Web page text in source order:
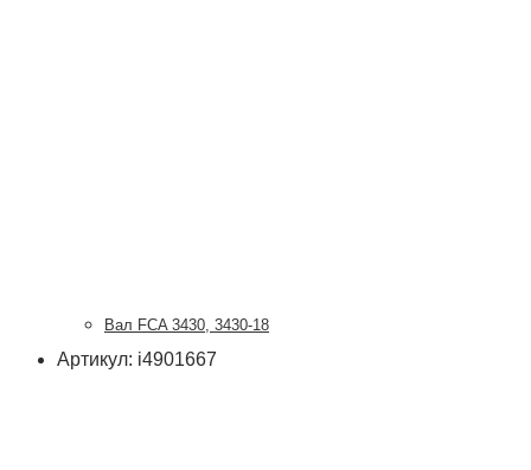
Вал FCA 3430, 3430-18
Артикул: i4901667